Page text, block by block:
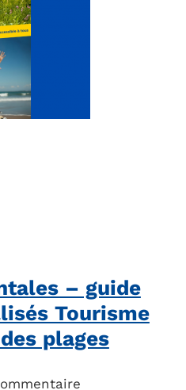
– guide
Tourisme
plages